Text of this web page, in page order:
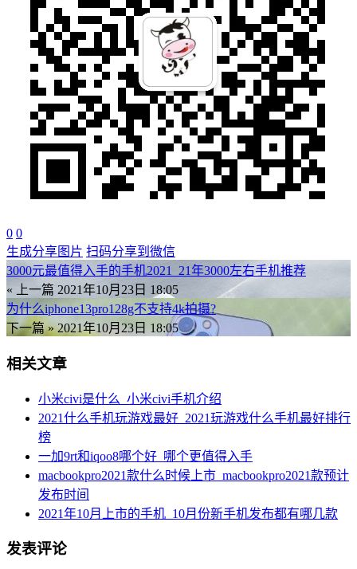
0 0
生成分享图片 扫码分享到微信
3000元最值得入手的手机2021_21年3000左右手机推荐
« 上一篇 2021年10月23日 18:05
为什么iphone13pro128g不支持4k拍摄?
下一篇 » 2021年10月23日 18:05
相关文章
小米civi是什么_小米civi手机介绍
2021什么手机玩游戏最好_2021玩游戏什么手机最好排行
榜
一加9rt和iqoo8哪个好_哪个更值得入手
macbookpro2021款什么时候上市_macbookpro2021款预计
发布时间
2021年10月上市的手机_10月份新手机发布都有哪几款
发表评论